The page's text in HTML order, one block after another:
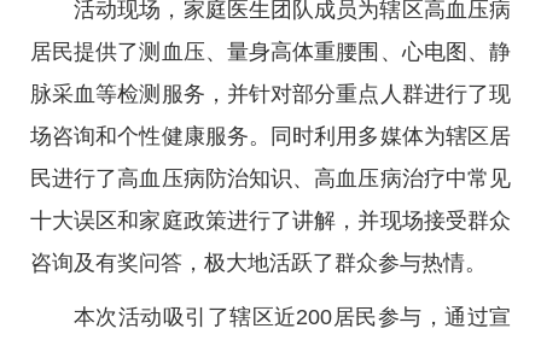
活动现场，家庭医生团队成员为辖区高血压病
居民提供了测血压、量身高体重腰围、心电图、静
脉采血等检测服务，并针对部分重点人群进行了现
场咨询和个性健康服务。同时利用多媒体为辖区居
民进行了高血压病防治知识、高血压病治疗中常见
十大误区和家庭政策进行了讲解，并现场接受群众
咨询及有奖问答，极大地活跃了群众参与热情。
本次活动吸引了辖区近200居民参与，通过宣